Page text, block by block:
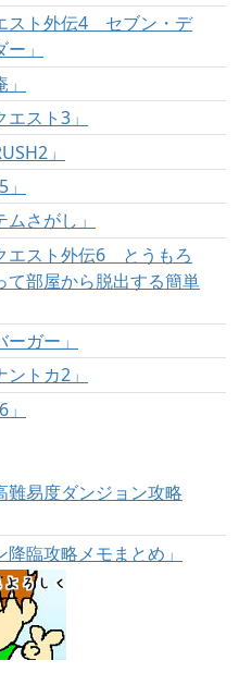
スト外伝4 セブン・デ
」
エスト3」
」
ムさがし」
エスト外伝6 とうもろ
て部屋から脱出する簡単
ーガー」
ントカ2」
難易度ダンジョン攻略
降臨攻略メモまとめ」